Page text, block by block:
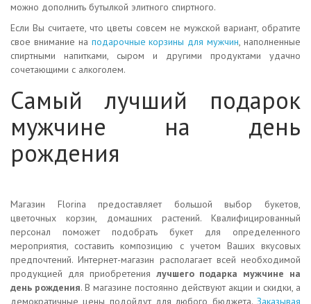
можно дополнить бутылкой элитного спиртного.
Если Вы считаете, что цветы совсем не мужской вариант, обратите
свое внимание на подарочные корзины для мужчин, наполненные
спиртными напитками, сыром и другими продуктами удачно
сочетающими с алкоголем.
Самый лучший подарок
мужчине на день
рождения
Магазин Florina предоставляет большой выбор букетов,
цветочных корзин, домашних растений. Квалифицированный
персонал поможет подобрать букет для определенного
мероприятия, составить композицию с учетом Ваших вкусовых
предпочтений. Интернет-магазин располагает всей необходимой
продукцией для приобретения лучшего подарка мужчине на
день рождения. В магазине постоянно действуют акции и скидки, а
демократичные цены подойдут для любого бюджета. Заказывая